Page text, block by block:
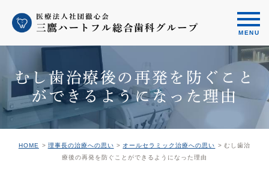
むし歯治療後の再発を防ぐこと
ができるようになった理由
HOME 理事長の治療への思い オールセラミック治療への思い
むし歯治
療後の再発を防ぐことができるようになった理由